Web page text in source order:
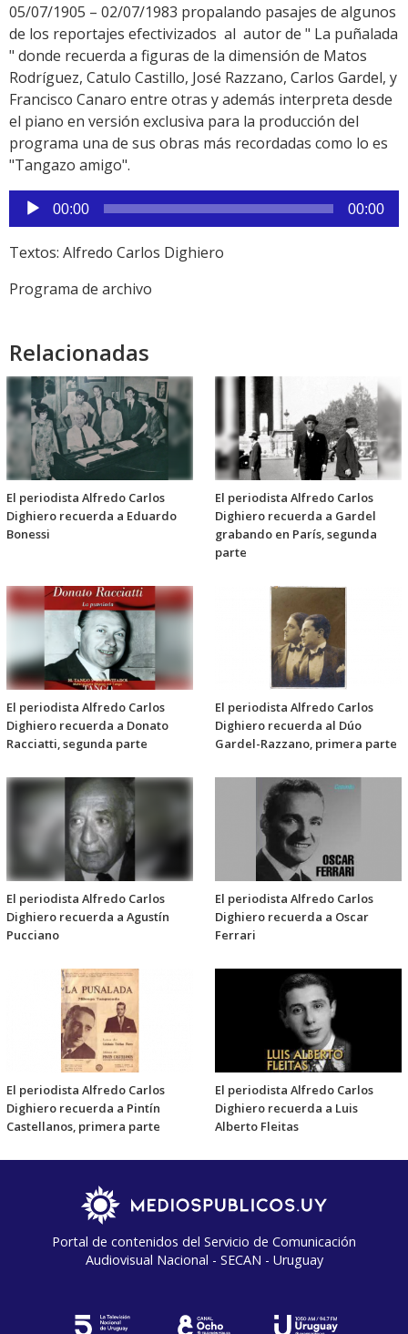
05/07/1905 – 02/07/1983 propalando pasajes de algunos
de los reportajes efectivizados al autor de " La puñalada
" donde recuerda a figuras de la dimensión de Matos
Rodríguez, Catulo Castillo, José Razzano, Carlos Gardel, y
Francisco Canaro entre otras y además interpreta desde
el piano en versión exclusiva para la producción del
programa una de sus obras más recordadas como lo es
"Tangazo amigo".
Reproductor
de
audio
00:00 00:00
Textos: Alfredo Carlos Dighiero
Programa de archivo
Relacionadas
El periodista Alfredo Carlos
Dighiero recuerda a Eduardo
Bonessi
El periodista Alfredo Carlos
Dighiero recuerda a Gardel
grabando en París, segunda
parte
El periodista Alfredo Carlos
Dighiero recuerda a Donato
Racciatti, segunda parte
El periodista Alfredo Carlos
Dighiero recuerda al Dúo
Gardel-Razzano, primera parte
El periodista Alfredo Carlos
Dighiero recuerda a Agustín
Pucciano
El periodista Alfredo Carlos
Dighiero recuerda a Oscar
Ferrari
El periodista Alfredo Carlos
Dighiero recuerda a Pintín
Castellanos, primera parte
El periodista Alfredo Carlos
Dighiero recuerda a Luis
Alberto Fleitas
Portal de contenidos del Servicio de Comunicación
Audiovisual Nacional - SECAN - Uruguay